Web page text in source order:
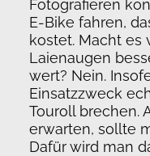
Fotografieren
E-Bike fahren,
kostet. Macht es
Laienaugen
wert? Nein.
Einsatzzweck
Touroll brechen.
erwarten, sollte
Dafür wird man